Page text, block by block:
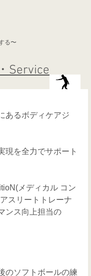
る〜
Service
あるボディケアジ
現を全力でサポート
メディカル コン
スリートトレーナ
ンス向上担当の
のソフトボールの練